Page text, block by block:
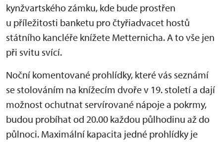
kynžvartského zámku, kde bude prostřen
u příležitosti banketu pro čtyřiadvacet hostů
státního kancléře knížete Metternicha. A to vše jen
při svitu svící.
Noční komentované prohlídky, které vás seznámí
se stolováním na knížecím dvoře v 19. století a dají
možnost ochutnat servírované nápoje a pokrmy,
budou probíhat od 20.00 každou půlhodinu až do
půlnoci. Maximální kapacita jedné prohlídky je